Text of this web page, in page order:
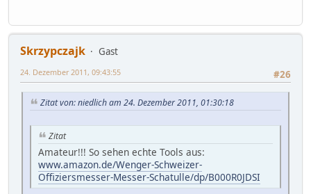
Skrzypczajk
Gast
#26
24. Dezember 2011, 09:43:55
Zitat von: niedlich am 24. Dezember 2011, 01:30:18
Zitat
Amateur!!! So sehen echte Tools aus:
www.amazon.de/Wenger-Schweizer-
Offiziersmesser-Messer-Schatulle/dp/B000R0JDSI